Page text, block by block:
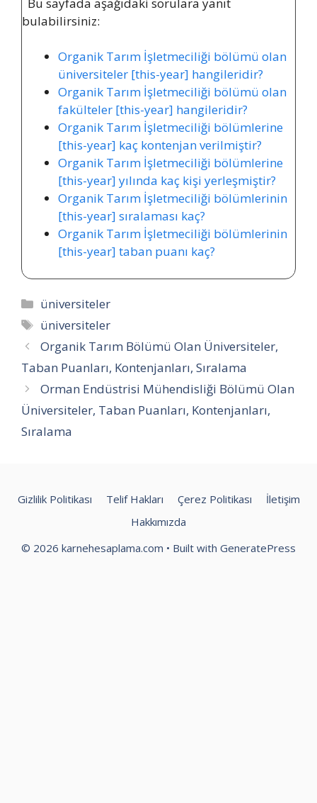
bulabilirsiniz:
Organik Tarım İşletmeciliği bölümü olan
üniversiteler [this-year] hangileridir?
Organik Tarım İşletmeciliği bölümü olan
fakülteler [this-year] hangileridir?
Organik Tarım İşletmeciliği bölümlerine
[this-year] kaç kontenjan verilmiştir?
Organik Tarım İşletmeciliği bölümlerine
[this-year] yılında kaç kişi yerleşmiştir?
Organik Tarım İşletmeciliği bölümlerinin
[this-year] sıralaması kaç?
Organik Tarım İşletmeciliği bölümlerinin
[this-year] taban puanı kaç?
Kategoriler
üniversiteler
Etiketler
üniversiteler
Organik Tarım Bölümü Olan Üniversiteler,
Taban Puanları, Kontenjanları, Sıralama
Orman Endüstrisi Mühendisliği Bölümü Olan
Üniversiteler, Taban Puanları, Kontenjanları,
Sıralama
Gizlilik Politikası Telif Hakları Çerez Politikası
İletişim
Hakkımızda
© 2026 karnehesaplama.com • Built with GeneratePress